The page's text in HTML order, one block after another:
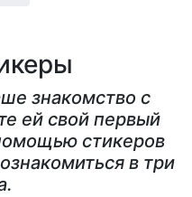
знакомство с
ей свой первый
стикеров
в три